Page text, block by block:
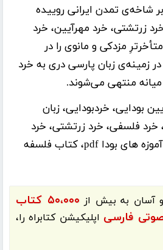
شاخه‌ی تمدن ایرانی روییده
زرتشتی، خرد مهرآیین، خرد
مزدکی و مانوی را در
زمینه‌ی زبان پارسی دری به خرد
منتهی می‌شوند.
بودایی، خردبودایی، زبان
خرد فلسفی، خرد زرتشتی، خرد
مهرآیین، دانلود کتاب آموزه های بودا pdf، کتاب فلسفه
آسان به بیش از
۵۰،۰۰۰ کتاب
فارسی اپلیکیشنکتابراهرا،